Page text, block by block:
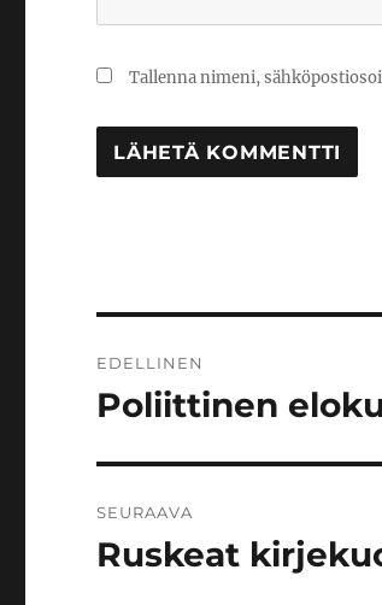
Tallenna nimeni,
selaus
EDELLINEN
Edellinen
Poliittinen
SEURAAVA
Seuraava
Ruskeat